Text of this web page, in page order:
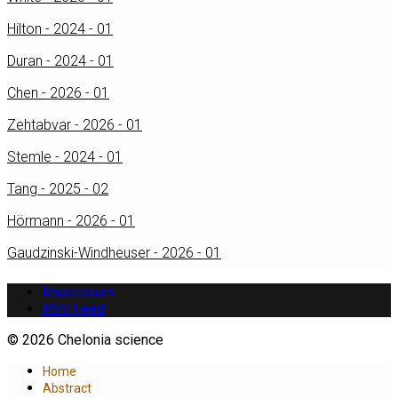
Hilton - 2024 - 01
Duran - 2024 - 01
Chen - 2026 - 01
Zehtabvar - 2026 - 01
Stemle - 2024 - 01
Tang - 2025 - 02
Hörmann - 2026 - 01
Gaudzinski-Windheuser - 2026 - 01
Impressum
RSS Feed
© 2026 Chelonia science
Home
Abstract